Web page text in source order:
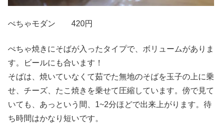
ぺちゃモダン 420円
ぺちゃ焼きにそばが入ったタイプで、ボリュームがありま
す。ビールにも合います！
そばは、焼いていなくて茹でた無地のそばを玉子の上に乗
せ、チーズ、たこ焼きを乗せて圧縮しています。傍で見て
いても、あっという間、1~2分ほどで出来上がります。待
ち時間はかなり短いです。